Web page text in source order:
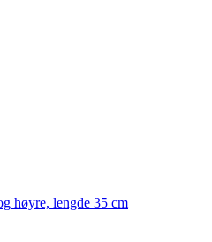
høyre, lengde 35 cm